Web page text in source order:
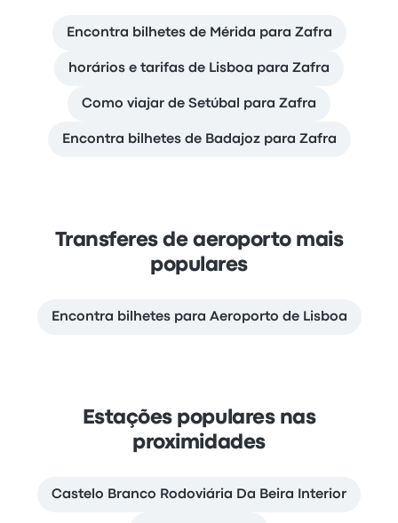
Encontra bilhetes de Mérida para Zafra
horários e tarifas de Lisboa para Zafra
Como viajar de Setúbal para Zafra
Encontra bilhetes de Badajoz para Zafra
Transferes de aeroporto mais
populares
Encontra bilhetes para Aeroporto de Lisboa
Estações populares nas
proximidades
Castelo Branco Rodoviária Da Beira Interior